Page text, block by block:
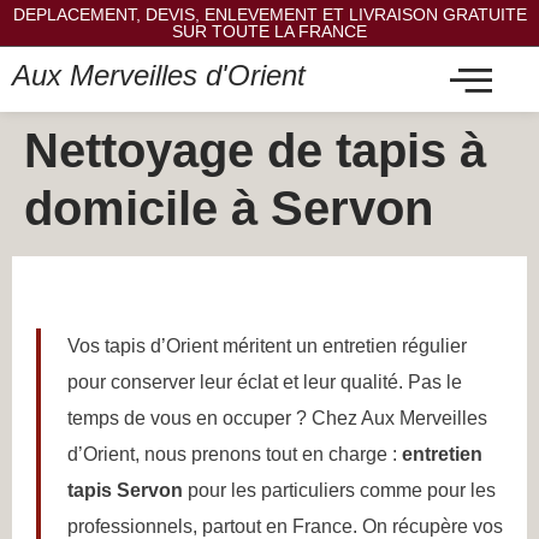
DEPLACEMENT, DEVIS, ENLEVEMENT ET LIVRAISON GRATUITE
SUR TOUTE LA FRANCE
Aux Merveilles d'Orient
Nettoyage de tapis à
domicile à Servon
Vos tapis d’Orient méritent un entretien régulier
pour conserver leur éclat et leur qualité. Pas le
temps de vous en occuper ? Chez Aux Merveilles
d’Orient, nous prenons tout en charge : entretien
tapis Servon pour les particuliers comme pour les
professionnels, partout en France. On récupère vos